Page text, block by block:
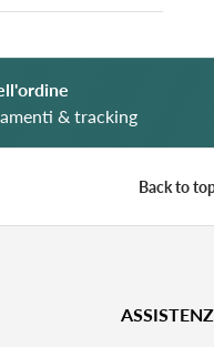
rimarranno
Buona
& tracking
Back to